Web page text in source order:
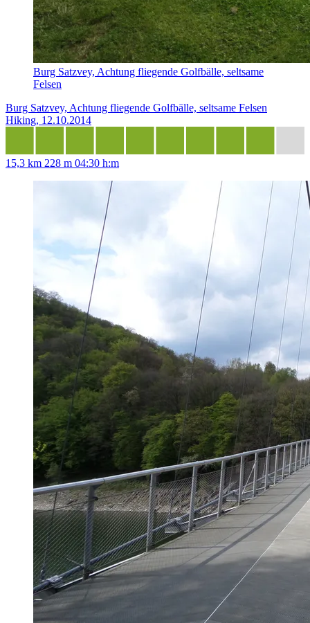
Burg Satzvey, Achtung fliegende Golfbälle, seltsame
Felsen
Burg Satzvey, Achtung fliegende Golfbälle, seltsame Felsen
Hiking, 12.10.2014
15,3 km 228 m 04:30 h:m